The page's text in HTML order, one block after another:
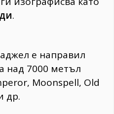
.
е направил
над 7000 метъл
Moonspell, Old
др.